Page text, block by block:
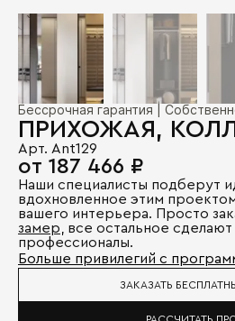
Бессрочная гарантия |
ПРИХОЖАЯ,
Арт. Ant129
от 187 466 ₽
Наши специалисты подберут
вдохновленное этим
вашего интерьера. Просто
замер , все остальное
профессионалы.
Больше привилегий с
ЗАКАЗАТЬ